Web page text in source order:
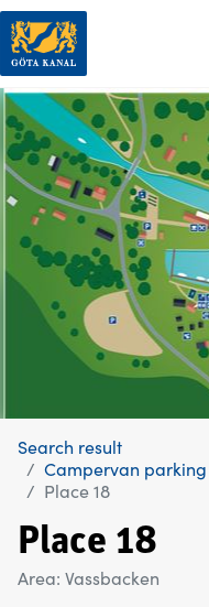
Search result
Campervan parking
Place 18
Place 18
Area: Vassbacken